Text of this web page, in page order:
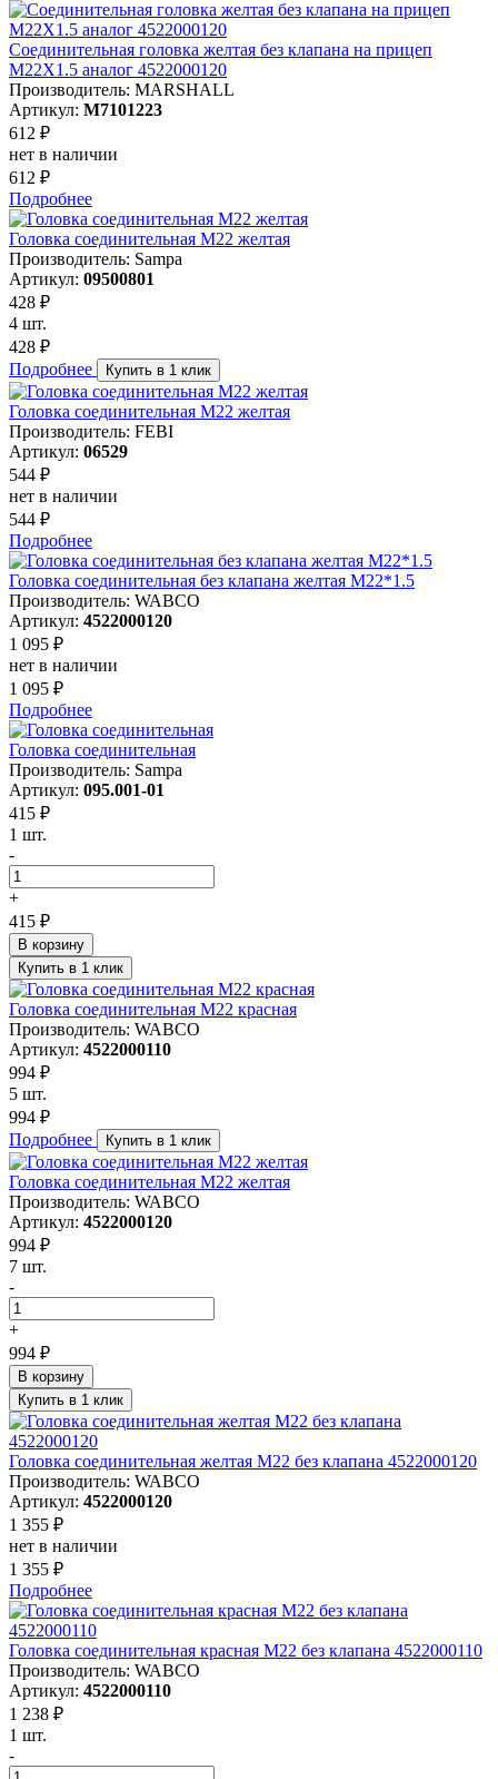
Соединительная головка желтая без клапана на прицеп
M22X1.5 аналог 4522000120
Производитель: MARSHALL
Артикул: M7101223
612 ₽
нет в наличии
612 ₽
Подробнее
Головка соединительная М22 желтая
Производитель: Sampa
Артикул: 09500801
428 ₽
4 шт.
428 ₽
Подробнее
Купить в 1 клик
Головка соединительная М22 желтая
Производитель: FEBI
Артикул: 06529
544 ₽
нет в наличии
544 ₽
Подробнее
Головка соединительная без клапана желтая M22*1.5
Производитель: WABCO
Артикул: 4522000120
1 095 ₽
нет в наличии
1 095 ₽
Подробнее
Головка соединительная
Производитель: Sampa
Артикул: 095.001-01
415 ₽
1 шт.
-
+
415 ₽
В корзину
Купить в 1 клик
Головка соединительная М22 красная
Производитель: WABCO
Артикул: 4522000110
994 ₽
5 шт.
994 ₽
Подробнее
Купить в 1 клик
Головка соединительная М22 желтая
Производитель: WABCO
Артикул: 4522000120
994 ₽
7 шт.
-
+
994 ₽
В корзину
Купить в 1 клик
Головка соединительная желтая M22 без клапана 4522000120
Производитель: WABCO
Артикул: 4522000120
1 355 ₽
нет в наличии
1 355 ₽
Подробнее
Головка соединительная красная M22 без клапана 4522000110
Производитель: WABCO
Артикул: 4522000110
1 238 ₽
1 шт.
-